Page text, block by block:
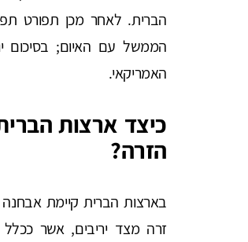
הברית. לאחר מכן תפורט
הממשל עם האיום; בסיכום
האמריקאי.
כיצד ארצות
הזרה?
בארצות הברית קיימת אבחנה
זרה מצד יריבים, אשר